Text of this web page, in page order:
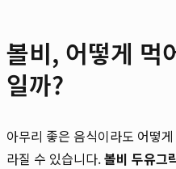
볼비, 어떻게 먹
일까?
아무리 좋은 음식이라도 어떻
라질 수 있습니다.볼비 두유그